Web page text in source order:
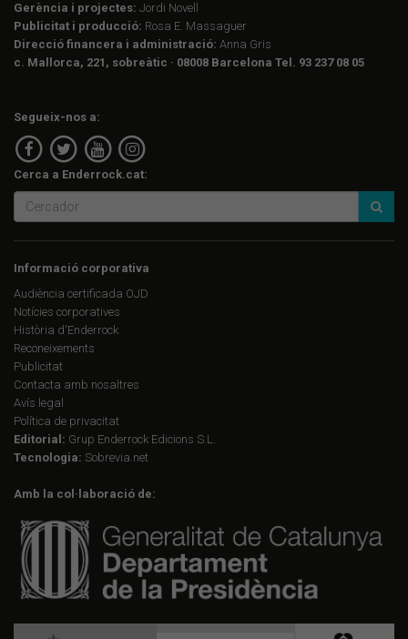
Gerència i projectes: Jordi Novell
Publicitat i producció: Rosa E. Massaguer
Direcció financera i administració: Anna Gris
c. Mallorca, 221, sobreàtic · 08008 Barcelona Tel. 93 237 08 05
Segueix-nos a:
Cerca a Enderrock.cat:
Informació corporativa
Audiència certificada OJD
Notícies corporatives
Història d'Enderrock
Reconeixements
Publicitat
Contacta amb nosaltres
Avís legal
Política de privacitat
Editorial: Grup Enderrock Edicions S.L.
Tecnologia: Sobrevia.net
Amb la col·laboració de: